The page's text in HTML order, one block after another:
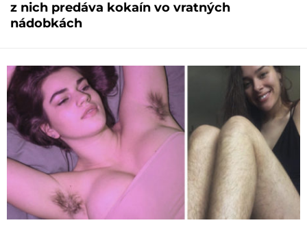
z nich predáva kokaín vo vratných
nádobkách